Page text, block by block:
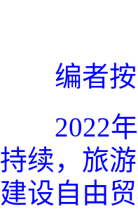
编者按
2022年
持续，旅
建设自由